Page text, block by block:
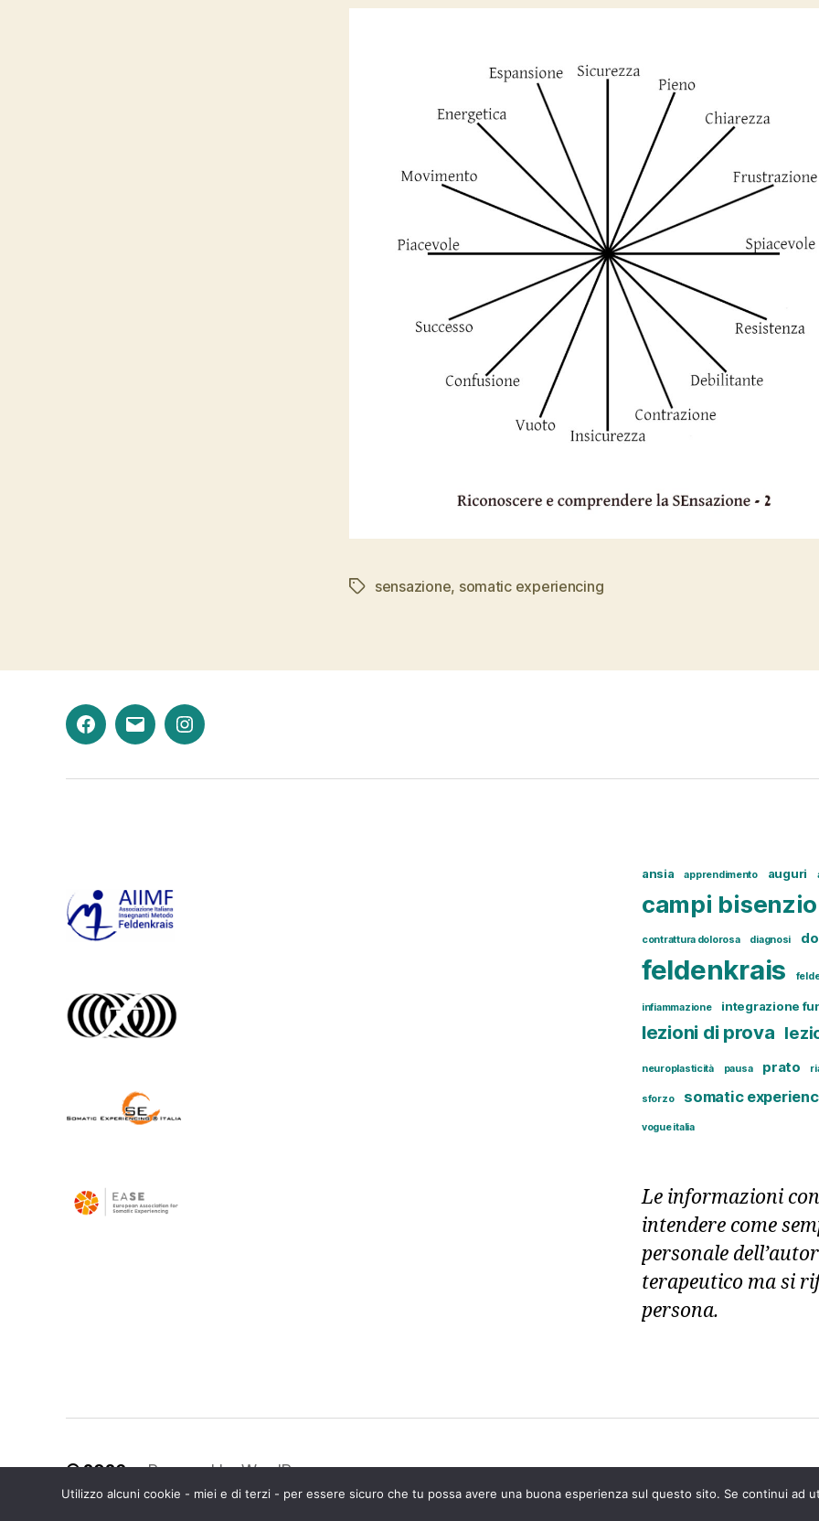
Tag sensazione, somatic experiencing
Facebook
Felden.it
Email Instagram
Felden.it
ansia apprendimento auguri
campi bisenzio
contrattura dolorosa diagnosi
feldenkrais
infiammazione integrazione
lezioni di prova
neuroplasticità pausa prato
sforzo somatic
vogue italia
Le informazioni
intendere come
personale
terapeutico ma si
persona.
© 2026 Powered by WordPress
Utilizzo alcuni cookie - miei e di terzi - per essere sicuro che tu possa avere una buona esperienza sul questo sito. Se continui ad